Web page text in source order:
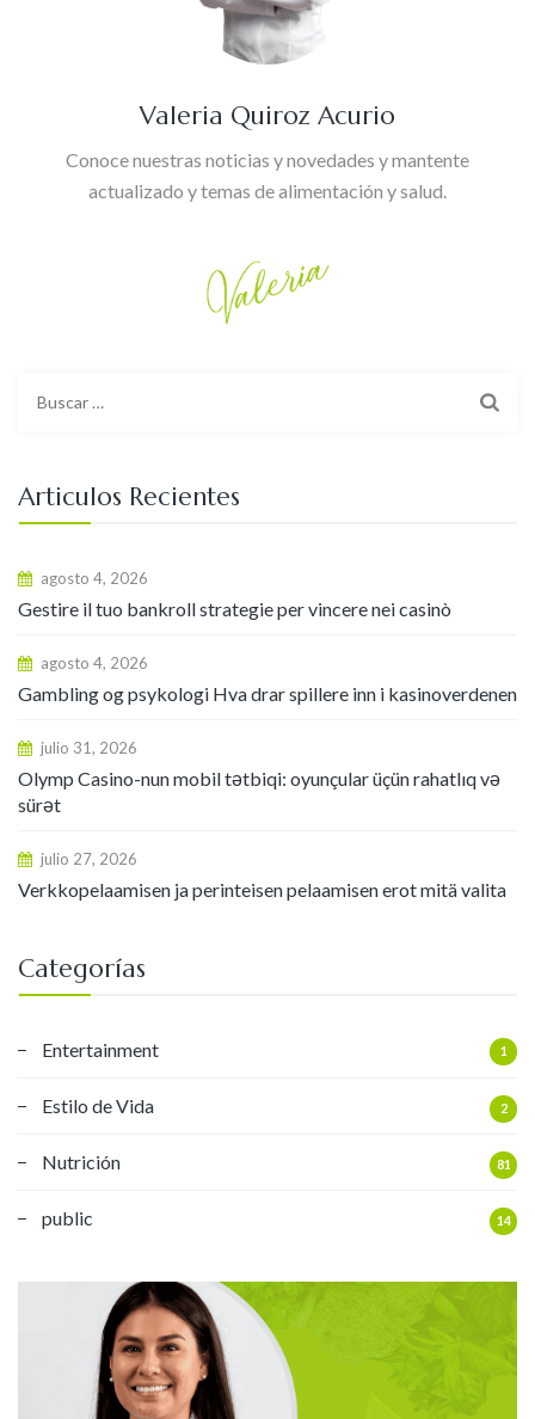
Valeria Quiroz Acurio
Conoce nuestras noticias y novedades y mantente
actualizado y temas de alimentación y salud.
Articulos Recientes
agosto 4, 2026
Gestire il tuo bankroll strategie per vincere nei casinò
agosto 4, 2026
Gambling og psykologi Hva drar spillere inn i kasinoverdenen
julio 31, 2026
Olymp Casino-nun mobil tətbiqi: oyunçular üçün rahatlıq və
sürət
julio 27, 2026
Verkkopelaamisen ja perinteisen pelaamisen erot mitä valita
Categorías
Entertainment 1
Estilo de Vida 2
Nutrición 81
public 14